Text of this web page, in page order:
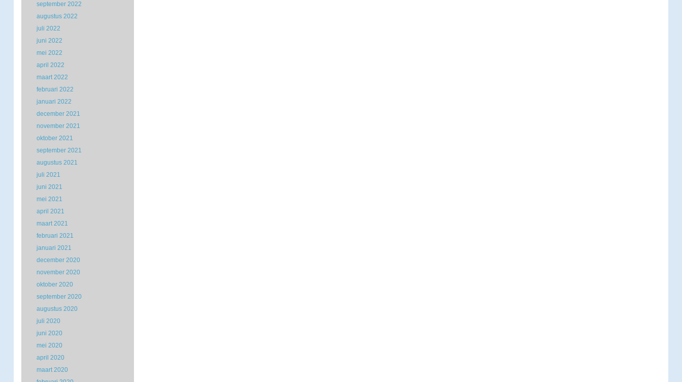
september 2022
augustus 2022
juli 2022
juni 2022
mei 2022
april 2022
maart 2022
februari 2022
januari 2022
december 2021
november 2021
oktober 2021
september 2021
augustus 2021
juli 2021
juni 2021
mei 2021
april 2021
maart 2021
februari 2021
januari 2021
december 2020
november 2020
oktober 2020
september 2020
augustus 2020
juli 2020
juni 2020
mei 2020
april 2020
maart 2020